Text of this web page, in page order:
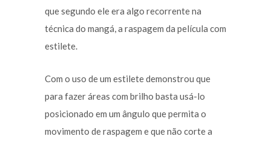
que segundo ele era algo recorrente na
técnica do mangá, a raspagem da película com
estilete.
Com o uso de um estilete demonstrou que
para fazer áreas com brilho basta usá-lo
posicionado em um ângulo que permita o
movimento de raspagem e que não corte a